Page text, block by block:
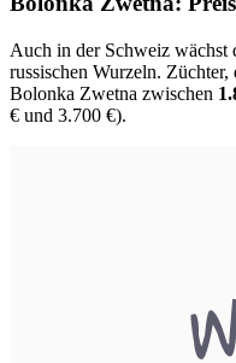
Auch in der Schweiz
russischen Wurzeln.
Bolonka Zwetna zwischen
€ und 3.700 €).